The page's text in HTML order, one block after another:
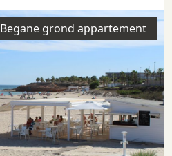
Begane grond appartement